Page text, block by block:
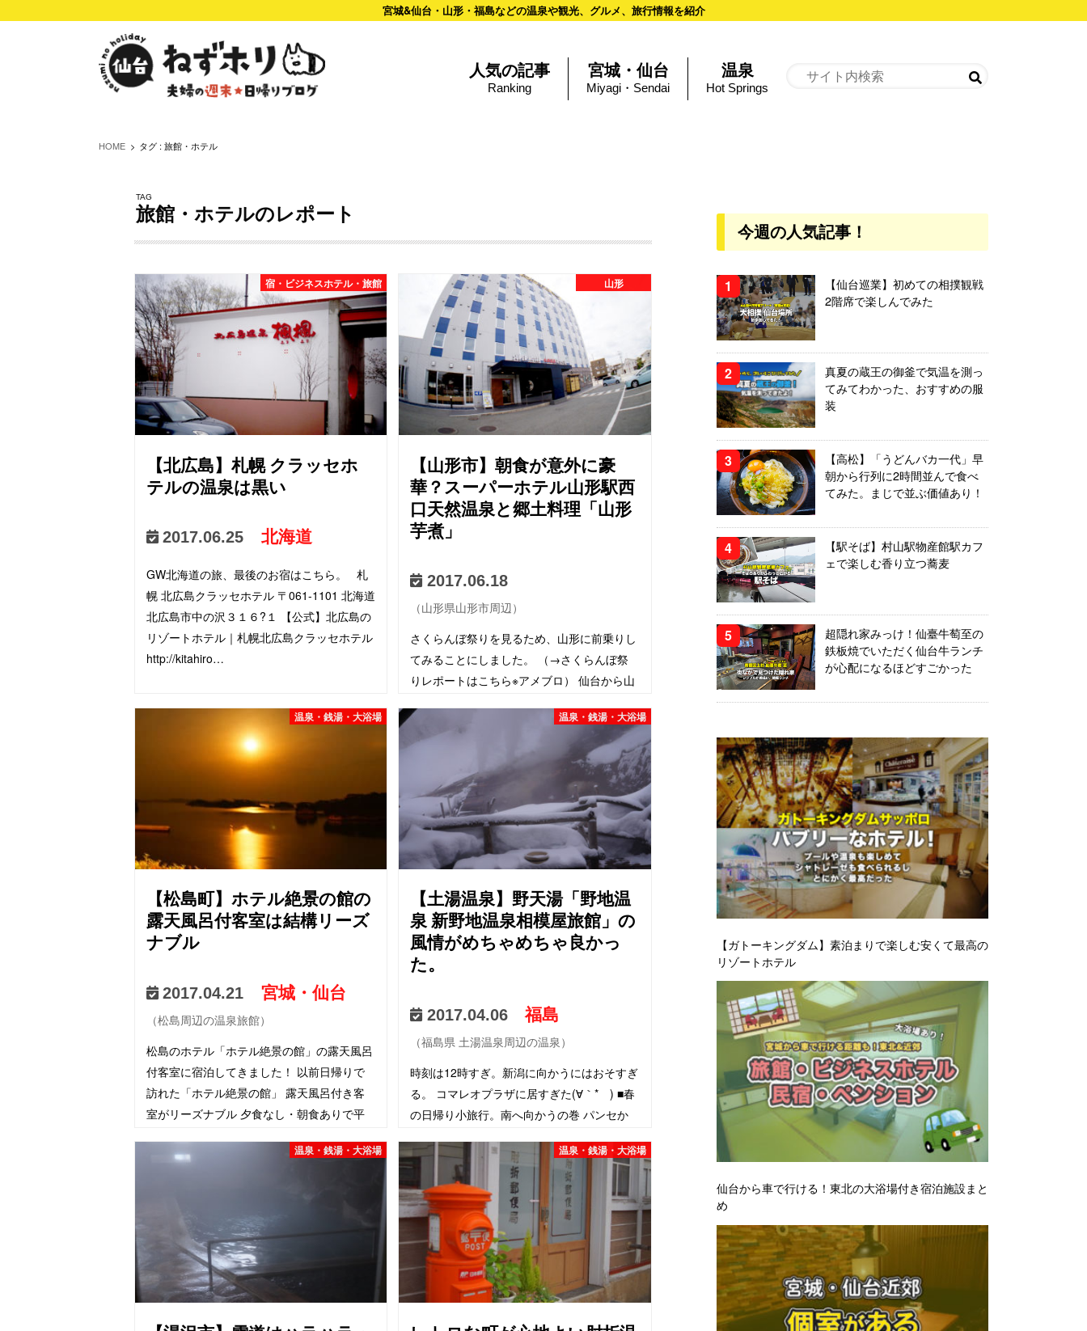
宮城&仙台・山形・福島などの温泉や観光、グルメ、旅行情報を紹介
人気の記事
Ranking
宮城・仙台
Miyagi・Sendai
温泉
Hot Springs
HOME タグ : 旅館・ホテル
TAG
旅館・ホテルのレポート
宿・ビジネスホテル・旅館
【北広島】札幌 クラッセホ
テルの温泉は黒い
2017.06.25 北海道
GW北海道の旅、最後のお宿はこちら。 札
幌 北広島クラッセホテル 〒061-1101 北海道
北広島市中の沢３１６?１ 【公式】北広島の
リゾートホテル｜札幌北広島クラッセホテル
http://kitahiro…
山形
【山形市】朝食が意外に豪
華？スーパーホテル山形駅西
口天然温泉と郷土料理「山形
芋煮」
2017.06.18
（山形県山形市周辺）
さくらんぼ祭りを見るため、山形に前乗りし
てみることにしました。 （→さくらんぼ祭
りレポートはこちら※アメブロ） 仙台から山
事が終わったらそのままバスで山形へ。 仙
台から山形に行くの…
温泉・銭湯・大浴場
【松島町】ホテル絶景の館の
露天風呂付客室は結構リーズ
ナブル
2017.04.21 宮城・仙台
（松島周辺の温泉旅館）
松島のホテル「ホテル絶景の館」の露天風呂
付客室に宿泊してきました！ 以前日帰りで
訪れた「ホテル絶景の館」 露天風呂付き客
室がリーズナブル 夕食なし・朝食ありで平
8000円なのである（…
温泉・銭湯・大浴場
【土湯温泉】野天湯「野地温
泉 新野地温泉相模屋旅館」の
風情がめちゃめちゃ良かっ
た。
2017.04.06 福島
（福島県 土湯温泉周辺の温泉）
時刻は12時すぎ。新潟に向かうにはおそすぎ
る。 コマレオプラザに居すぎた(∀｀*ゞ) ■春
の日帰り小旅行。南へ向かうの巻 パンセか
「コマレオプラザ」とても不思議な複合施設
で激安バイキ…
温泉・銭湯・大浴場 温泉・銭湯・大浴場
今週の人気記事！
【仙台巡業】初めての相撲観戦
2階席で楽しんでみた
真夏の蔵王の御釜で気温を測っ
てみてわかった、おすすめの服
装
【高松】「うどんバカ一代」早
朝から行列に2時間並んで食べ
てみた。まじで並ぶ価値あり！
【駅そば】村山駅物産館駅カフ
ェで楽しむ香り立つ蕎麦
超隠れ家みっけ！仙臺牛萄至の
鉄板焼でいただく仙台牛ランチ
が心配になるほどすごかった
【ガトーキングダム】素泊まりで楽しむ安くて最高の
リゾートホテル
仙台から車で行ける！東北の大浴場付き宿泊施設まと
め